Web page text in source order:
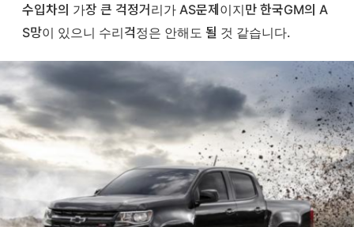
수입차의 가장 큰 걱정거리가 AS문제이지만 한국GM의 A
S망이 있으니 수리걱정은 안해도 될 것 같습니다.